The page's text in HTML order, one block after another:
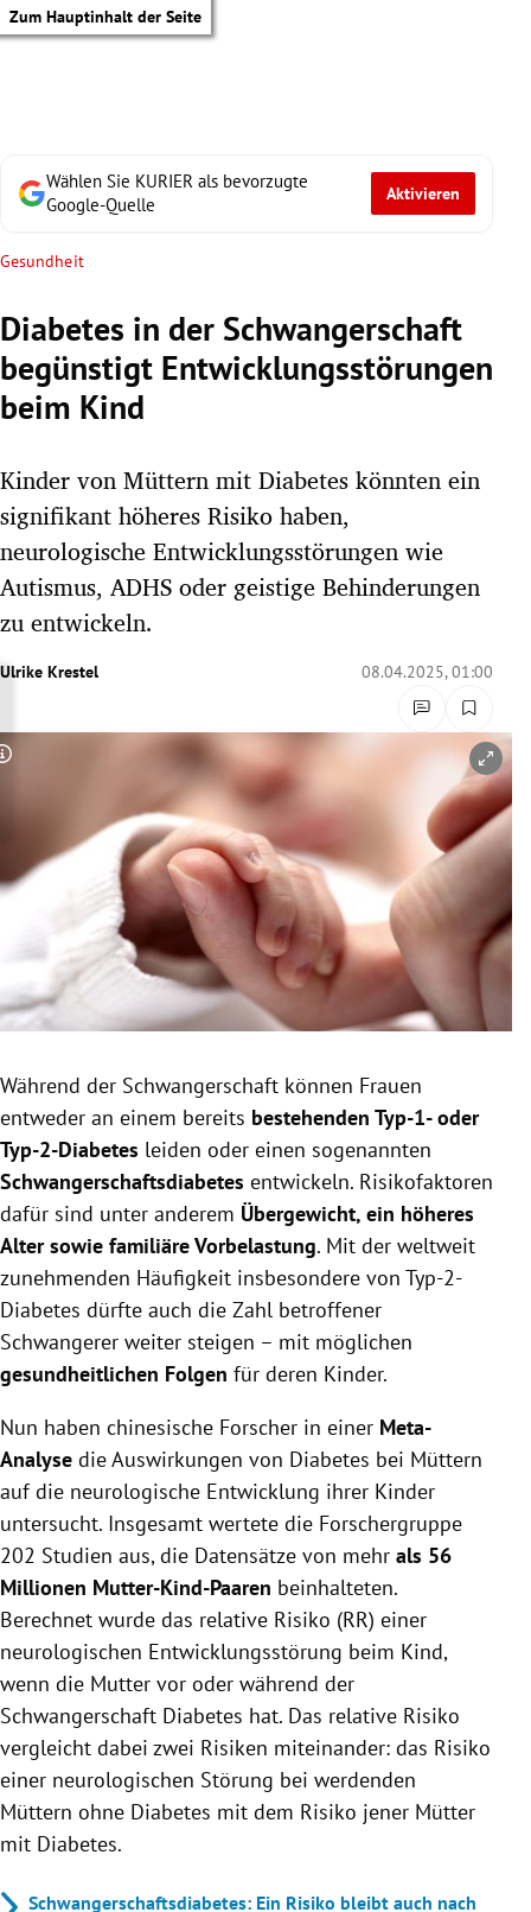
Zum Hauptinhalt der Seite
Untermenü
Untermenü
Untermenü
Untermenü
Untermenü
Untermenü
Untermenü
Untermenü
Wählen Sie KURIER als bevorzugte
Google-Quelle
Aktivieren
Gesundheit
Diabetes in der Schwangerschaft
begünstigt Entwicklungsstörungen
beim Kind
Kinder von Müttern mit Diabetes könnten ein
signifikant höheres Risiko haben,
neurologische Entwicklungsstörungen wie
Autismus, ADHS oder geistige Behinderungen
zu entwickeln.
Ulrike Krestel 08.04.2025, 01:00
Copyright-Hinweis öffnen/schließen
Während der Schwangerschaft können Frauen
entweder an einem bereits bestehenden Typ-1- oder
Typ-2-Diabetes leiden oder einen sogenannten
Schwangerschaftsdiabetes entwickeln. Risikofaktoren
dafür sind unter anderem Übergewicht, ein höheres
Alter sowie familiäre Vorbelastung. Mit der weltweit
zunehmenden Häufigkeit insbesondere von Typ-2-
Diabetes dürfte auch die Zahl betroffener
Schwangerer weiter steigen – mit möglichen
gesundheitlichen Folgen für deren Kinder.
Nun haben chinesische Forscher in einer Meta-
Analyse die Auswirkungen von Diabetes bei Müttern
auf die neurologische Entwicklung ihrer Kinder
untersucht. Insgesamt wertete die Forschergruppe
202 Studien aus, die Datensätze von mehr als 56
Millionen Mutter-Kind-Paaren beinhalteten.
Berechnet wurde das relative Risiko (RR) einer
neurologischen Entwicklungsstörung beim Kind,
wenn die Mutter vor oder während der
Schwangerschaft Diabetes hat. Das relative Risiko
vergleicht dabei zwei Risiken miteinander: das Risiko
einer neurologischen Störung bei werdenden
Müttern ohne Diabetes mit dem Risiko jener Mütter
mit Diabetes.
Schwangerschaftsdiabetes: Ein Risiko bleibt auch nach